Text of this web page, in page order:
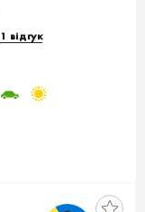
1 відгук